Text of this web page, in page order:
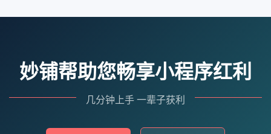
妙铺帮助您畅享小程序红利
几分钟上手 一辈子获利